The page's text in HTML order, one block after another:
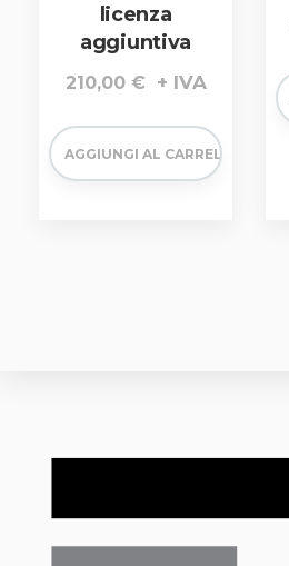
licenza
aggiuntiva
210,00 €
AGGIUNGI AL CARRELLO